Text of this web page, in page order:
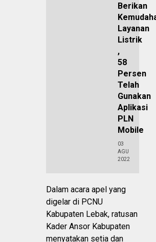
Berikan
Layanan
Listrik
,
58
Persen
Telah
Gunakan
Aplikasi
PLN
Mobile
03
AGU
2022
Dalam acara apel yang
digelar di PCNU
Kabupaten Lebak, ratusan
Kader Ansor Kabupaten
menyatakan setia dan